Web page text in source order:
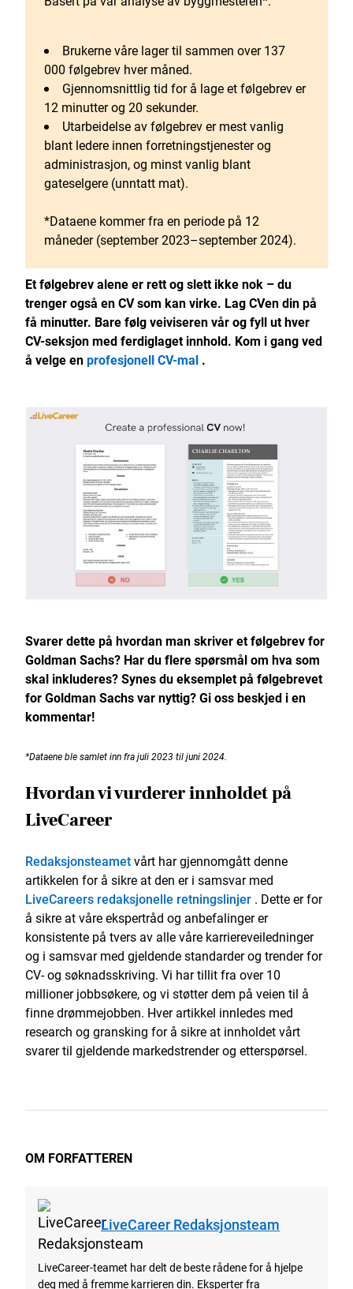
Brukerne våre lager til sammen over 137
000 følgebrev hver måned.
Gjennomsnittlig tid for å lage et følgebrev er
12 minutter og 20 sekunder.
Utarbeidelse av følgebrev er mest vanlig
blant ledere innen forretningstjenester og
administrasjon, og minst vanlig blant
gateselgere (unntatt mat).
*Dataene kommer fra en periode på 12
måneder (september 2023–september 2024).
Et følgebrev alene er rett og slett ikke nok – du
trenger også en CV som kan virke. Lag CVen din på
få minutter. Bare følg veiviseren vår og fyll ut hver
CV-seksjon med ferdiglaget innhold. Kom i gang ved
å velge enprofesjonell CV-mal .
Svarer dette på hvordan man skriver et følgebrev for
Goldman Sachs? Har du flere spørsmål om hva som
skal inkluderes? Synes du eksemplet på følgebrevet
for Goldman Sachs var nyttig? Gi oss beskjed i en
kommentar!
*Dataene ble samlet inn fra juli 2023 til juni 2024.
Hvordan vi vurderer innholdet på
LiveCareer
Redaksjonsteametvårt har gjennomgått denne
artikkelen for å sikre at den er i samsvar med
LiveCareers redaksjonelle retningslinjer . Dette er for
å sikre at våre ekspertråd og anbefalinger er
konsistente på tvers av alle våre karriereveiledninger
og i samsvar med gjeldende standarder og trender for
CV- og søknadsskriving. Vi har tillit fra over 10
millioner jobbsøkere, og vi støtter dem på veien til å
finne drømmejobben. Hver artikkel innledes med
research og gransking for å sikre at innholdet vårt
svarer til gjeldende markedstrender og etterspørsel.
OM FORFATTEREN
LiveCareer Redaksjonsteam
LiveCareer-teamet har delt de beste rådene for å hjelpe
deg med å fremme karrieren din. Eksperter fra